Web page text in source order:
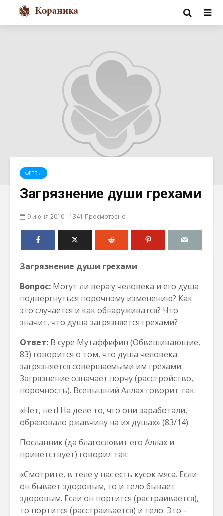
ФЕТВЫ
Загрязнение души грехами
9 июня 2010 1341 Просмотрено
Загрязнение души грехами
Вопрос: Могут ли вера у человека и его душа
подвергнуться порочному изменению? Как
это случается и как обнаруживатся? Что
значит, что душа загрязняется грехами?
Ответ: В суре Мутаффифин (Обвешивающие,
83) говорится о том, что душа человека
загрязняется совершаемыми им грехами.
Загрязнение означает порчу (расстройство,
порочность). Всевышний Аллах говорит так:
«Нет, нет! На деле то, что они заработали,
образовало ржавчину на их душах» (83/14).
Посланник (да благословит его Аллах и
приветствует) говорил так:
«Смотрите, в теле у нас есть кусок мяса. Если
он бывает здоровым, то и тело бывает
здоровым. Если он портится (растраивается),
то портится (расстраивается) и тело. Это –